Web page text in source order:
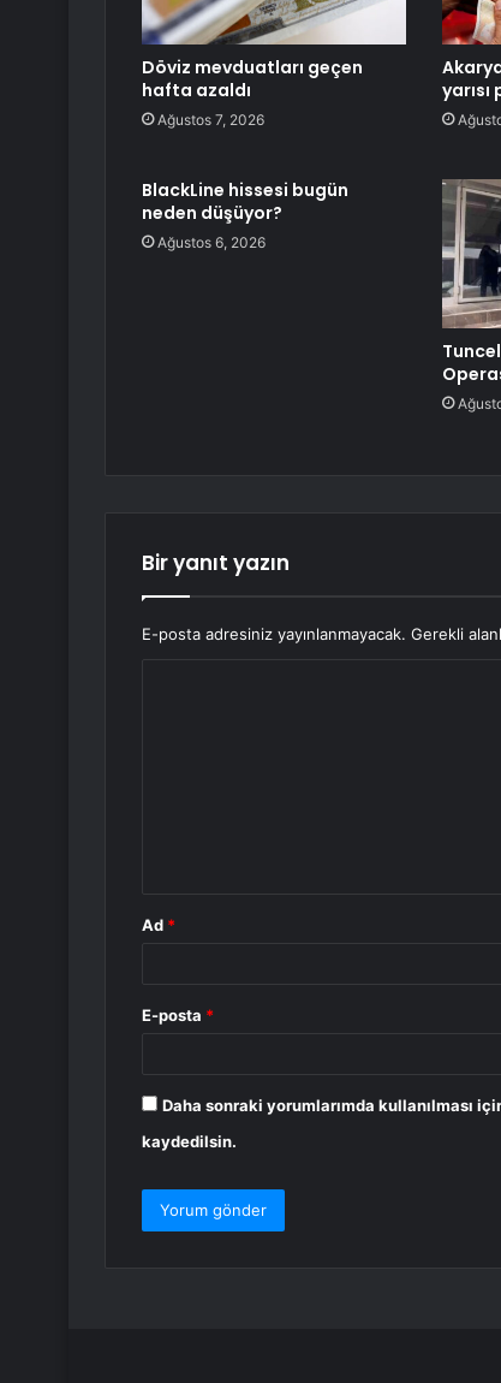
Döviz mevduatları geçen
hafta azaldı
Ağustos 7, 2026
BlackLine hissesi bugün
neden düşüyor?
Ağustos 6, 2026
Bir yanıt yazın
E-posta adresiniz yayınlanmayacak. Gerekli
Ad *
E-posta *
Daha sonraki yorumlarımda kullanılması
kaydedilsin.